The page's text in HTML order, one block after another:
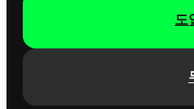
도